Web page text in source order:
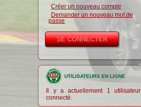
Créer un nouveau compte
Demander un nouveau mot de
passe
UTILISATEURS EN LIGNE
Il y a actuellement 1 utilisateur
connecté.